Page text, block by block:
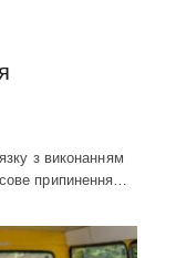
з виконанням
припинення…